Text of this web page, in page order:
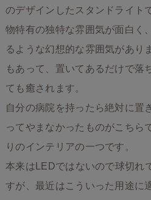
のデザインしたスタンドライト
物特有の独特な雰囲気が面白く
るような幻想的な雰囲気があり
もあって、置いてあるだけで落
ても癒されます。
自分の病院を持ったら絶対に置
ってやまなかったものがこちら
りのインテリアの一つです。
本来はLEDではないので球切れ
すが、最近はこういった用途に